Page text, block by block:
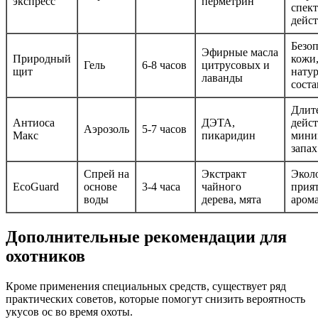
Природный
щит
Гель 6-8 часов
Эфирные масла
цитрусовых и
лаванды
кожи,
Антиоса
Макс
Аэрозоль 5-7 часов
ДЭТА,
пикаридин
запах
EcoGuard
Спрей на
основе
воды
3-4 часа
Экстракт
чайного
дерева, мята
Дополнительные рекомендации для
охотников
Кроме применения специальных средств, существует ряд
практических советов, которые помогут снизить вероятность
укусов ос во время охоты.